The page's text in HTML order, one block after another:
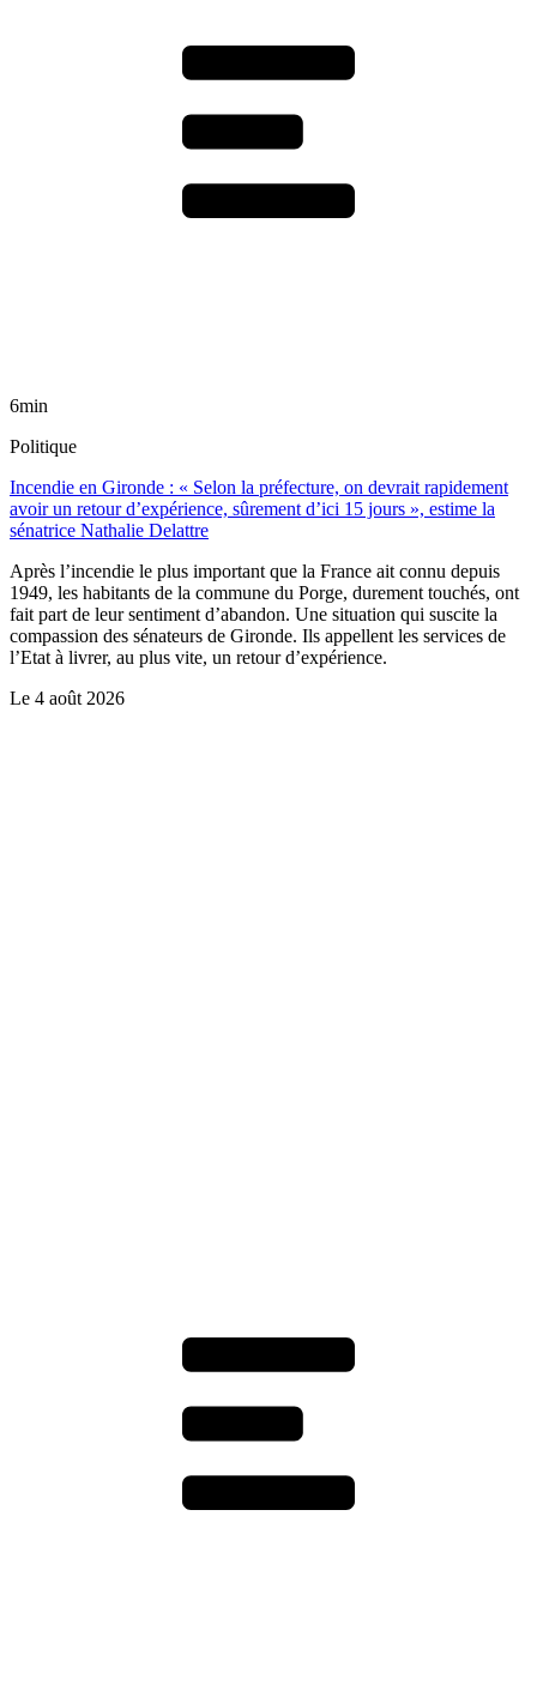
6min
Politique
Incendie en Gironde : « Selon la préfecture, on devrait rapidement
avoir un retour d’expérience, sûrement d’ici 15 jours », estime la
sénatrice Nathalie Delattre
Après l’incendie le plus important que la France ait connu depuis
1949, les habitants de la commune du Porge, durement touchés, ont
fait part de leur sentiment d’abandon. Une situation qui suscite la
compassion des sénateurs de Gironde. Ils appellent les services de
l’Etat à livrer, au plus vite, un retour d’expérience.
Le 4 août 2026